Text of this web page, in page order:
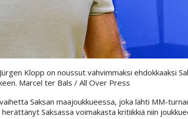
Klopp on noussut vahvimmaksi ehdokkaaksi
Marcel ter Bals / All Over Press
Saksan maajoukkueessa, joka lähti MM-
Saksassa voimakasta kritiikkiä niin